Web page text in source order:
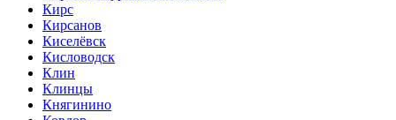
Кирс
Кирсанов
Киселёвск
Кисловодск
Клин
Клинцы
Княгинино